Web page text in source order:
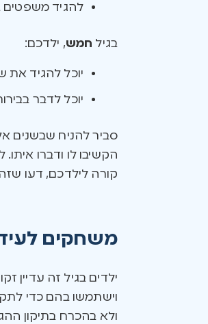
להגיד משפטים
בגיל חמש, ילדכם:
יוכל להגיד את
יוכל לדבר
סביר להניח שבשנים
הקשיבו לו ודברו
קורה לילדכם, דעו שזה
משחקים
ילדים בגיל זה עדיין
וישתמשו בהם כדי
ולא בהכרח בתיקון